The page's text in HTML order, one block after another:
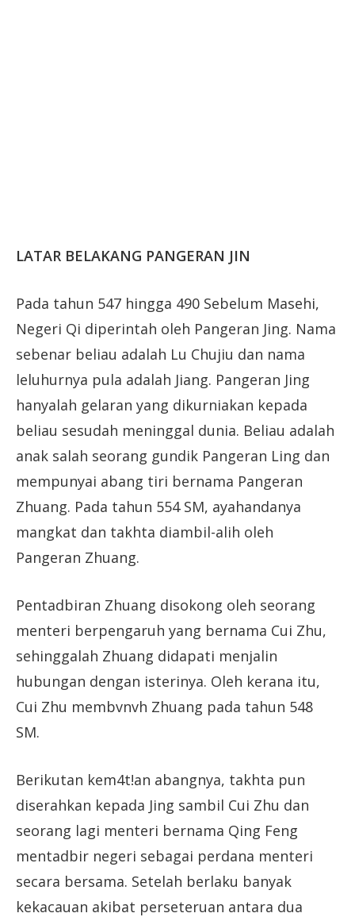
LATAR BELAKANG PANGERAN JIN
Pada tahun 547 hingga 490 Sebelum Masehi,
Negeri Qi diperintah oleh Pangeran Jing. Nama
sebenar beliau adalah Lu Chujiu dan nama
leluhurnya pula adalah Jiang. Pangeran Jing
hanyalah gelaran yang dikurniakan kepada
beliau sesudah meninggal dunia. Beliau adalah
anak salah seorang gundik Pangeran Ling dan
mempunyai abang tiri bernama Pangeran
Zhuang. Pada tahun 554 SM, ayahandanya
mangkat dan takhta diambil-alih oleh
Pangeran Zhuang.
Pentadbiran Zhuang disokong oleh seorang
menteri berpengaruh yang bernama Cui Zhu,
sehinggalah Zhuang didapati menjalin
hubungan dengan isterinya. Oleh kerana itu,
Cui Zhu membvnvh Zhuang pada tahun 548
SM.
Berikutan kem4t!an abangnya, takhta pun
diserahkan kepada Jing sambil Cui Zhu dan
seorang lagi menteri bernama Qing Feng
mentadbir negeri sebagai perdana menteri
secara bersama. Setelah berlaku banyak
kekacauan akibat perseteruan antara dua